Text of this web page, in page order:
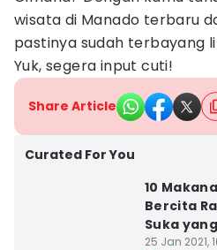
wisata di Manado terbaru
pastinya sudah terbayang
Yuk, segera input cuti!
Share Article
Curated For You
10
Bercita
Suka
25 Jan 2021,